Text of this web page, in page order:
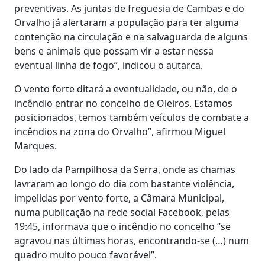
preventivas. As juntas de freguesia de Cambas e do
Orvalho já alertaram a população para ter alguma
contenção na circulação e na salvaguarda de alguns
bens e animais que possam vir a estar nessa
eventual linha de fogo”, indicou o autarca.
O vento forte ditará a eventualidade, ou não, de o
incêndio entrar no concelho de Oleiros. Estamos
posicionados, temos também veículos de combate a
incêndios na zona do Orvalho”, afirmou Miguel
Marques.
Do lado da Pampilhosa da Serra, onde as chamas
lavraram ao longo do dia com bastante violência,
impelidas por vento forte, a Câmara Municipal,
numa publicação na rede social Facebook, pelas
19:45, informava que o incêndio no concelho “se
agravou nas últimas horas, encontrando-se (…) num
quadro muito pouco favorável”.